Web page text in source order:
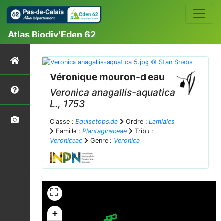
Atlas Biodiv'Eden 62
Véronique mouron-d'eau
Veronica anagallis-aquatica
L., 1753
Classe : Equisetopsida Ordre : Lamiales
Famille : Plantaginaceae
Tribu :
Veroniceae
Genre : Veronica
+